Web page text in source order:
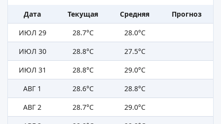
Дата Текущая Средняя
Прогноз
ИЮЛ 29
28.7°C
28.0°C
ИЮЛ 30
28.8°C
27.5°C
ИЮЛ 31
28.8°C
29.0°C
АВГ 1
28.6°C
28.8°C
АВГ 2
28.7°C
29.0°C